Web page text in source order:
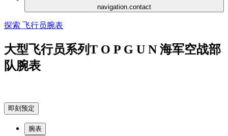
navigation.contact
探索 飞行员腕表
大型飞行员系列T O P G U N 海军空战部
队腕表
即刻预定
腕表